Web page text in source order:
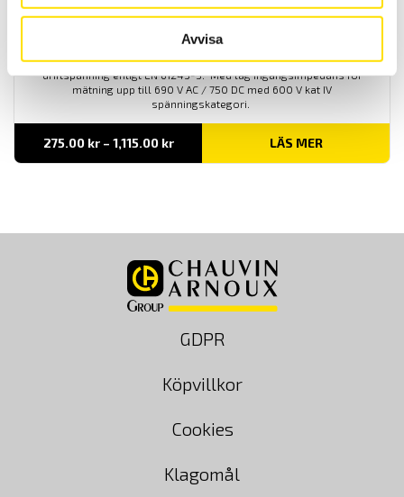
Avvisa
CA742 & CA762 Spänningsprovare 690 V AC – enligt
EN 61243-3
Spänningsprovare för spänningskontroll av andra spänningar än
driftspänning enligt EN 61243-3. Med låg ingångsimpedans för
mätning upp till 690 V AC / 750 DC med 600 V kat IV
spänningskategori.
275.00 kr – 1,115.00 krPrisintervall:
till
LÄS MER
GDPR
Köpvillkor
Cookies
Klagomål